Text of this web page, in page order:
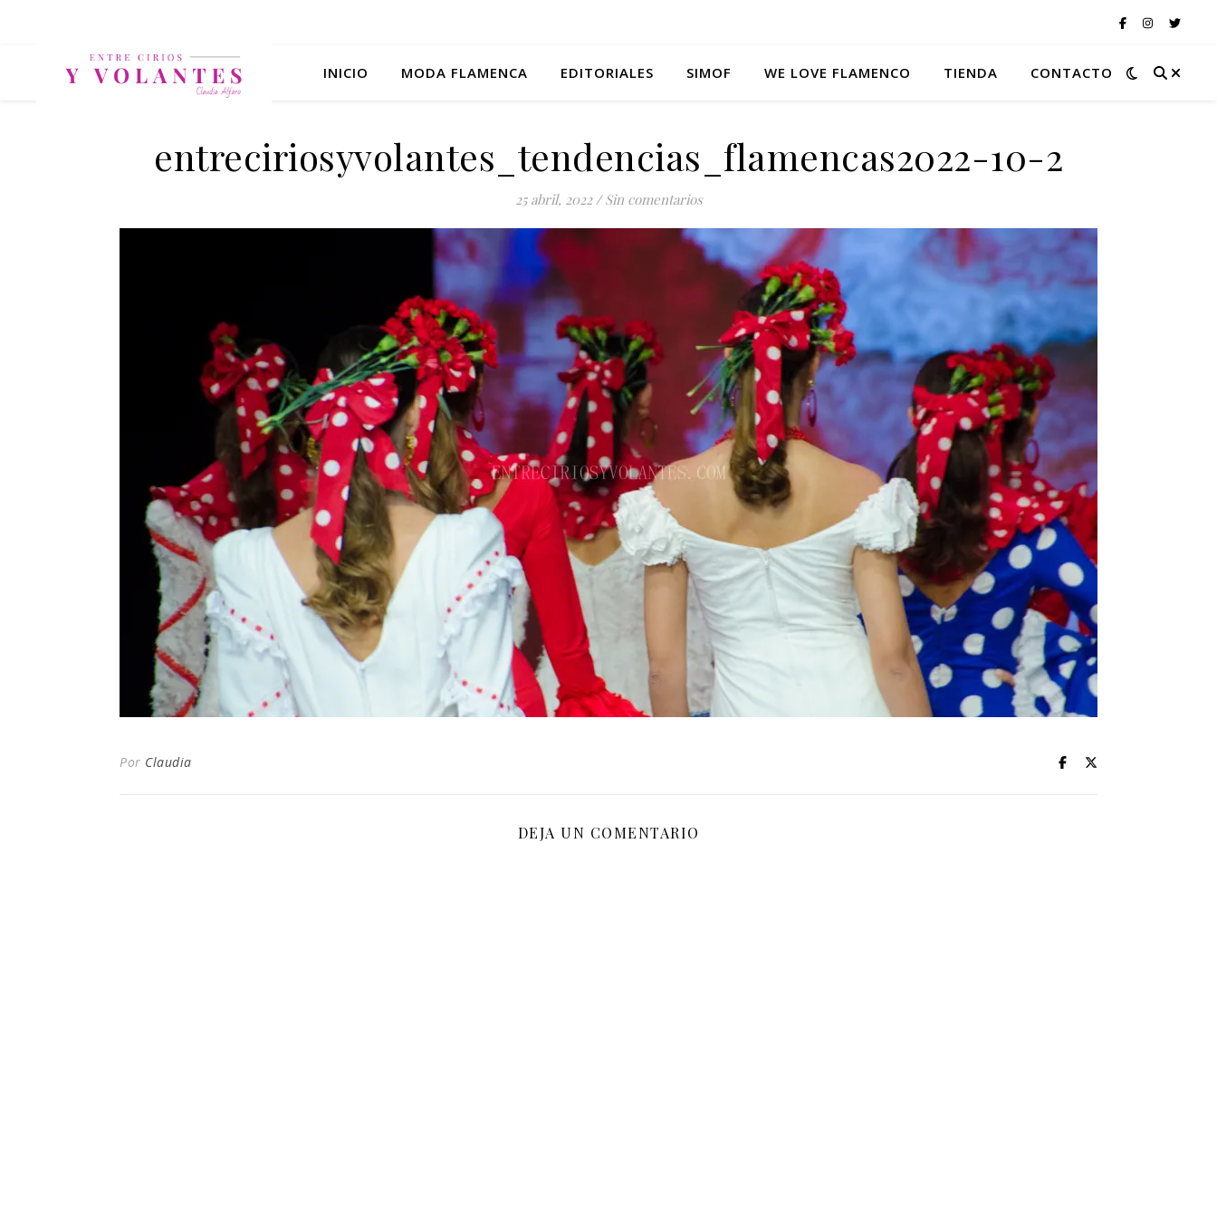
INICIO MODA FLAMENCA EDITORIALES SIMOF WE LOVE FLAMENCO TIENDA CONTACTO
entreciriosyvolantes_tendencias_flamencas2022-10-2
25 abril, 2022 / Sin comentarios
Por Claudia
DEJA UN COMENTARIO